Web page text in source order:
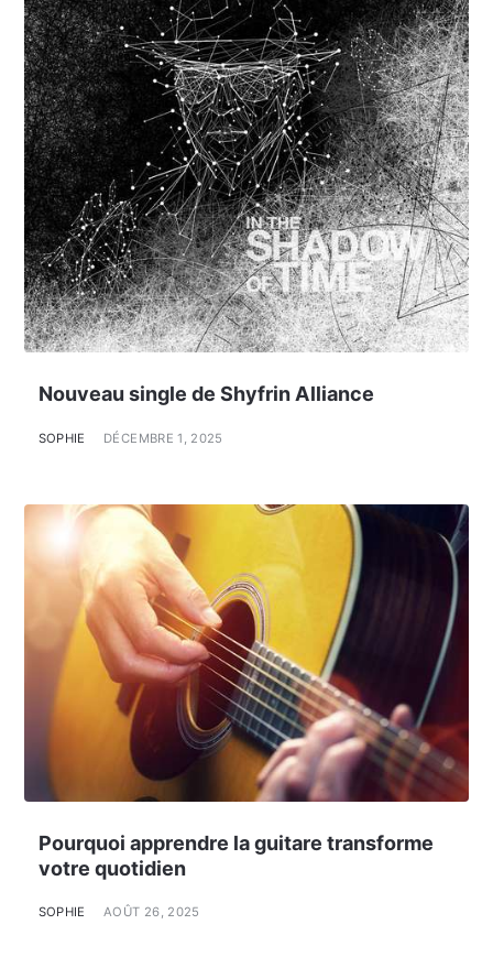
Nouveau single de Shyfrin Alliance
SOPHIE DÉCEMBRE 1, 2025
Pourquoi apprendre la guitare transforme
votre quotidien
SOPHIE AOÛT 26, 2025